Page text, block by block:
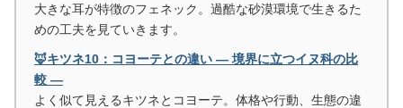
大きな耳が特徴のフェネック。過酷な砂漠環境で生きるた
めの工夫を見ていきます。
🦊キツネ10：コヨーテとの違い ― 境界に立つイヌ科の比
較 ―
よく似て見えるキツネとコヨーテ。体格や行動、生態の違